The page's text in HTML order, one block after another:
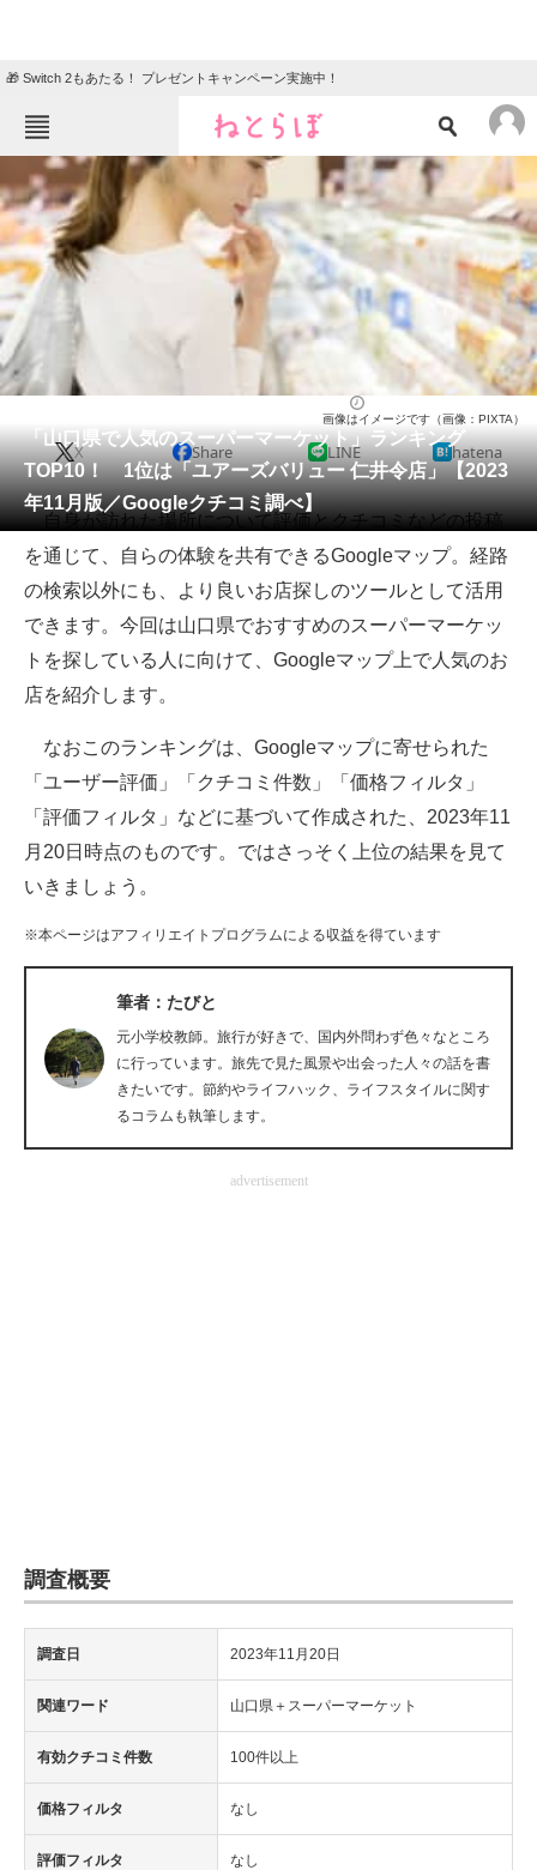
🎁 Switch 2もあたる！ プレゼントキャンペーン実施中！
ねとらぼメニュー
TOP ニュース
エンタメ クイズ
グルメ 地域
住まい 教育・育児
動物
会員記事
メディア
注目記事を集めた総合ページ
ITの今と未来を見通す
スマホと通信の最新トレンド
進化するPCとデバイスの未来
好きが集まる 比べて選べる
ビジネスと働き方のヒント
AI活用のいまが分かる
企業ITのトレンドを詳説
マーケ×ITの今がよく分かる
ITエンジニア向け専門サイト
IT製品の技術・比較・事例
「山口県で人気のスーパーマーケット」ランキング
TOP10！ 1位は「ユアーズバリュー 仁井令店」【2023
年11月版／Googleクチコミ調べ】
画像はイメージです（画像：PIXTA）
X Share LINE hatena
自身が訪れた場所について評価とクチコミなどの投稿
を通じて、自らの体験を共有できるGoogleマップ。経路
の検索以外にも、より良いお店探しのツールとして活用
できます。今回は山口県でおすすめのスーパーマーケッ
トを探している人に向けて、Googleマップ上で人気のお
店を紹介します。
なおこのランキングは、Googleマップに寄せられた
「ユーザー評価」「クチコミ件数」「価格フィルタ」
「評価フィルタ」などに基づいて作成された、2023年11
月20日時点のものです。ではさっそく上位の結果を見て
いきましょう。
※本ページはアフィリエイトプログラムによる収益を得ています
筆者：たびと
元小学校教師。旅行が好きで、国内外問わず色々なところ
に行っています。旅先で見た風景や出会った人々の話を書
きたいです。節約やライフハック、ライフスタイルに関す
るコラムも執筆します。
advertisement
調査概要
調査日 2023年11月20日
関連ワード 山口県＋スーパーマーケット
有効クチコミ件数 100件以上
価格フィルタ なし
評価フィルタ なし